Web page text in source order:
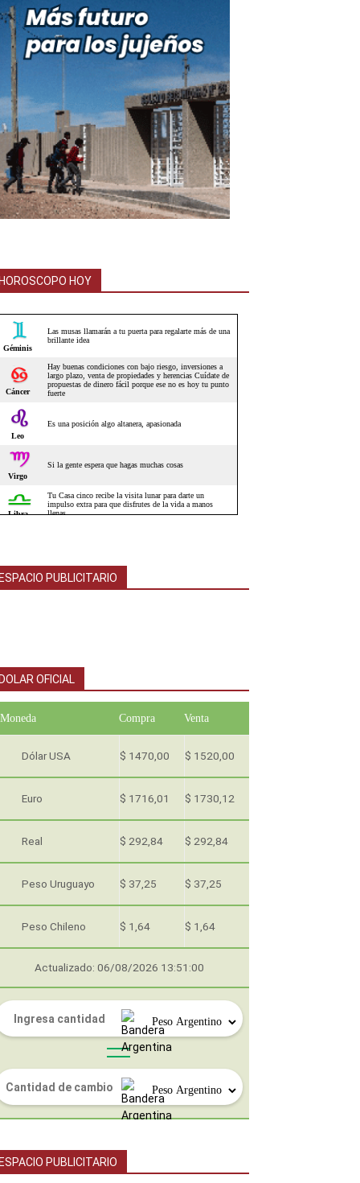
HOROSCOPO HOY
ESPACIO PUBLICITARIO
DOLAR OFICIAL
Moneda Compra Venta
Dólar USA $ 1470,00 $ 1520,00
Euro $ 1716,01 $ 1730,12
Real $ 292,84 $ 292,84
Peso Uruguayo $ 37,25 $ 37,25
Peso Chileno $ 1,64 $ 1,64
Actualizado: 06/08/2026 13:51:00
ESPACIO PUBLICITARIO